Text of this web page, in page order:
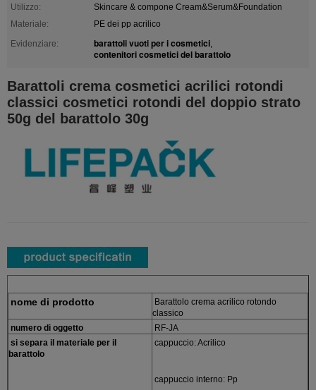
Utilizzo:
Skincare & compone Cream&Serum&Foundation
Materiale:
PE dei pp acrilico
Evidenziare:
barattoli vuoti per i cosmetici,
contenitori cosmetici del barattolo
Barattoli crema cosmetici acrilici rotondi
classici cosmetici rotondi del doppio strato
50g del barattolo 30g
nome di prodotto
Barattolo crema acrilico rotondo
classico
numero di oggetto
RF-JA
si separa il materiale per il
barattolo
cappuccio: Acrilico
cappuccio interno: Pp